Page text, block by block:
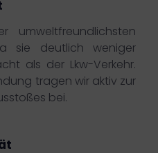
sie deutlich weniger
als der Lkw-Verkehr.
tragen wir aktiv zur
bei.